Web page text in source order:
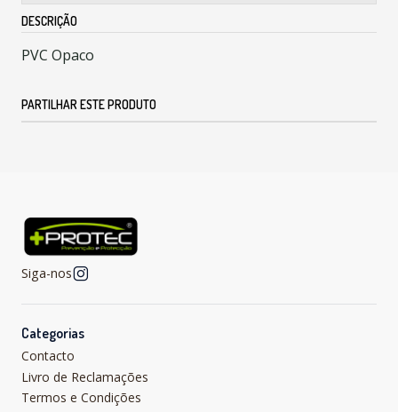
DESCRIÇÃO
PVC Opaco
PARTILHAR ESTE PRODUTO
Siga-nos
Categorias
Contacto
Livro de Reclamações
Termos e Condições